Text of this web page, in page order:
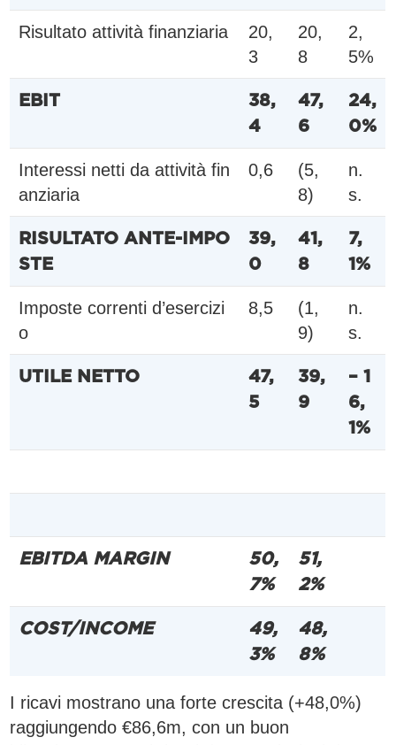
Risultato attività finanziaria
20,
3
20,
8
2,
5%
EBIT
38,
4
47,
6
24,
0%
Interessi netti da attività fin
anziaria
0,6
(5,
8)
n.
s.
RISULTATO ANTE-IMPO
STE
39,
0
41,
8
7,
1%
Imposte correnti d’esercizi
o
8,5
(1,
9)
n.
s.
UTILE NETTO
47,
5
39,
9
– 1
6,
1%
EBITDA MARGIN
50,
7%
51,
2%
COST/INCOME
49,
3%
48,
8%
I ricavi mostrano una forte crescita (+48,0%)
raggiungendo €86,6m, con un buon